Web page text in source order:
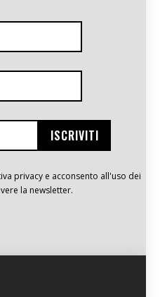
privacy e acconsento all'uso dei
la newsletter.